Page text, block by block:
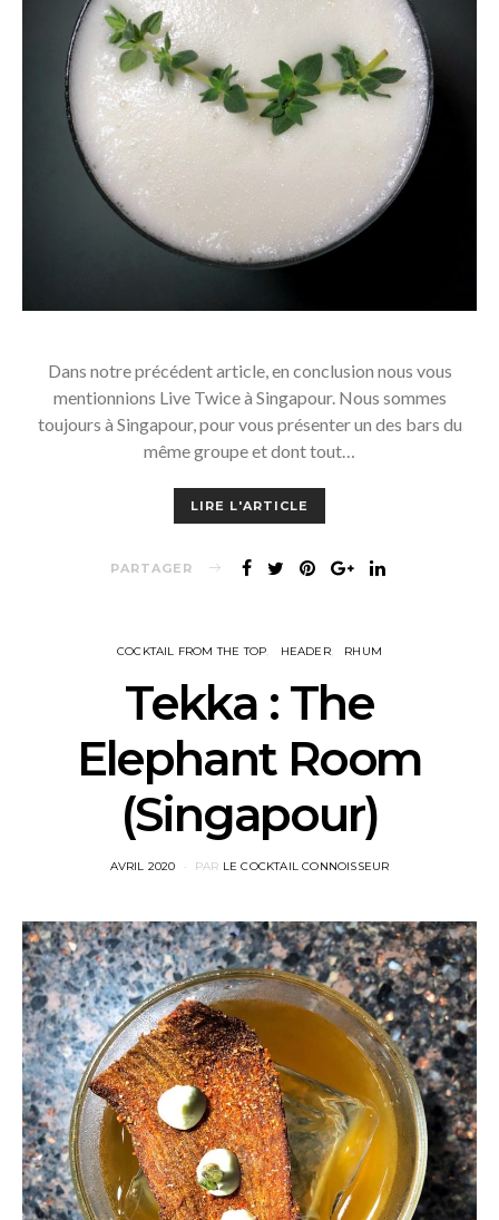
Dans notre précédent article, en conclusion nous vous
mentionnions Live Twice à Singapour. Nous sommes
toujours à Singapour, pour vous présenter un des bars du
même groupe et dont tout…
LIRE L'ARTICLE
PARTAGER
COCKTAIL FROM THE TOP HEADER RHUM
Tekka : The
Elephant Room
(Singapour)
POSTED
AVRIL 2020 PAR LE COCKTAIL CONNOISSEUR